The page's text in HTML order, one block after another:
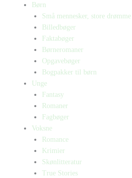
Børn
Små mennesker, store drømme
Billedbøger
Faktabøger
Børneromaner
Opgavebøger
Bogpakker til børn
Unge
Fantasy
Romaner
Fagbøger
Voksne
Romance
Krimier
Skønlitteratur
True Stories